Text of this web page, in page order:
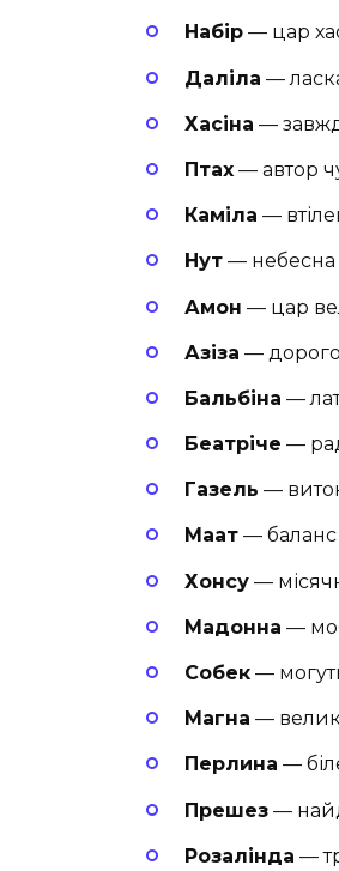
Набір — цар
Даліла —
Хасіна —
Птах — автор
Каміла —
Нут — небесна
Амон — цар
Азіза —
Бальбіна —
Беатріче —
Газель —
Маат — баланс
Хонсу —
Мадонна —
Собек —
Магна —
Перлина —
Прешез —
Розалінда —